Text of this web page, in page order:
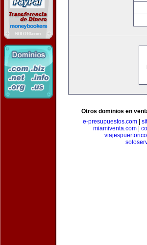
Otros dominios en
e-presupuestos.com
miamiventa.com